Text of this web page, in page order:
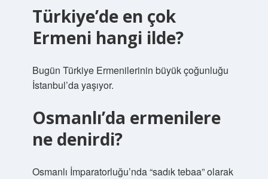
Türkiye’de en çok
Ermeni hangi ilde?
Bugün Türkiye Ermenilerinin büyük çoğunluğu
İstanbul’da yaşıyor.
Osmanlı’da ermenilere
ne denirdi?
Osmanlı İmparatorluğu’nda “sadık tebaa” olarak